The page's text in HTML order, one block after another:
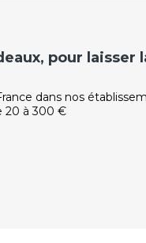
pour laisser
dans nos
20 à 300 €